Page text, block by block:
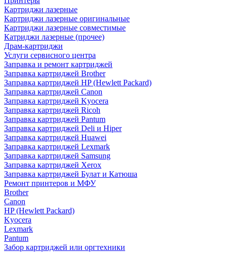
Картриджи лазерные
Картриджи лазерные оригинальные
Картриджи лазерные совместимые
Катриджи лазерные (прочее)
Драм-картриджи
Услуги сервисного центра
Заправка и ремонт картриджей
Заправка картриджей Brother
Заправка картриджей HP (Hewlett Packard)
Заправка картриджей Canon
Заправка картриджей Kyocera
Заправка картриджей Ricoh
Заправка картриджей Pantum
Заправка картриджей Deli и Hiper
Заправка картриджей Huawei
Заправка картриджей Lexmark
Заправка картриджей Samsung
Заправка картриджей Xerox
Заправка картриджей Булат и Катюша
Ремонт принтеров и МФУ
Brother
Canon
HP (Hewlett Packard)
Kyocera
Lexmark
Pantum
Забор картриджей или оргтехники